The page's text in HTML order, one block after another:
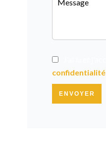
confidentialité
ENVOYER